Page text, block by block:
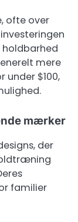
ofte over
mere
$100,
mærker
der
familier